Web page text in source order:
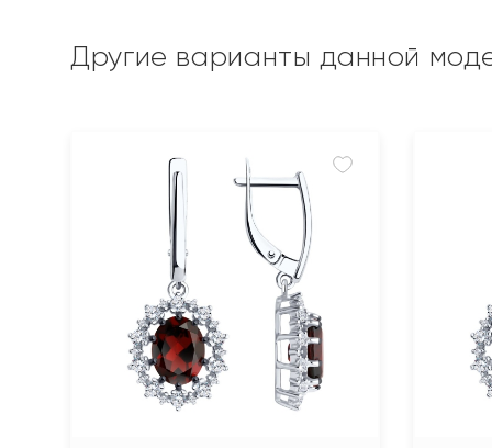
Другие варианты данной